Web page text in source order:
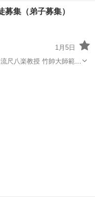
ません。 御一緒に楽しく
集（弟子募集）
1月5日
尺八楽教授 竹帥大師範